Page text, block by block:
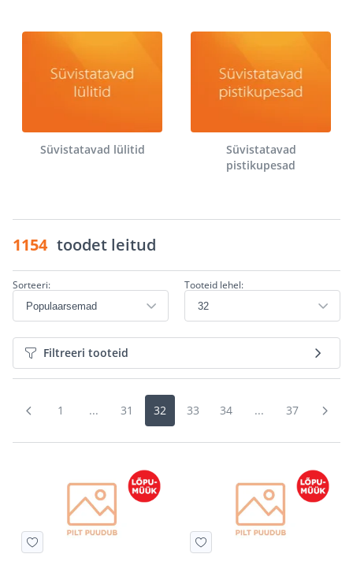
Süvistatavad lülitid
Süvistatavad
pistikupesad
1154 toodet leitud
Sorteeri: Tooteid lehel:
Filtreeri tooteid
1 ... 31 32 33 34 ... 37